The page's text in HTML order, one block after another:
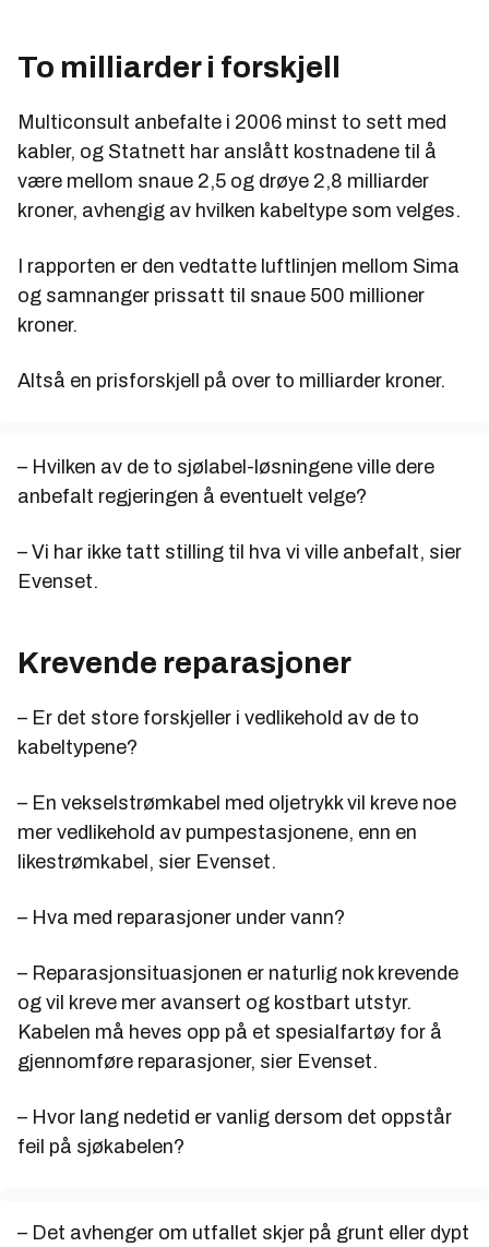
To milliarder i forskjell
Multiconsult anbefalte i 2006 minst to sett med
kabler, og Statnett har anslått kostnadene til å
være mellom snaue 2,5 og drøye 2,8 milliarder
kroner, avhengig av hvilken kabeltype som velges.
I rapporten er den vedtatte luftlinjen mellom Sima
og samnanger prissatt til snaue 500 millioner
kroner.
Altså en prisforskjell på over to milliarder kroner.
– Hvilken av de to sjølabel-løsningene ville dere
anbefalt regjeringen å eventuelt velge?
– Vi har ikke tatt stilling til hva vi ville anbefalt, sier
Evenset.
Krevende reparasjoner
– Er det store forskjeller i vedlikehold av de to
kabeltypene?
– En vekselstrømkabel med oljetrykk vil kreve noe
mer vedlikehold av pumpestasjonene, enn en
likestrømkabel, sier Evenset.
– Hva med reparasjoner under vann?
– Reparasjonsituasjonen er naturlig nok krevende
og vil kreve mer avansert og kostbart utstyr.
Kabelen må heves opp på et spesialfartøy for å
gjennomføre reparasjoner, sier Evenset.
– Hvor lang nedetid er vanlig dersom det oppstår
feil på sjøkabelen?
– Det avhenger om utfallet skjer på grunt eller dypt